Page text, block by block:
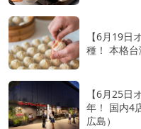
【6月19日
種！ 本格台
【6月25日
年！ 国内4
広島）